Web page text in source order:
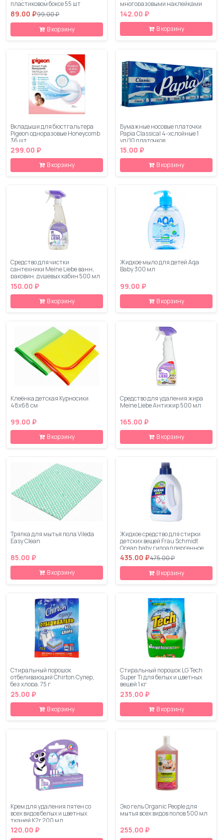
пластиковом боксе 55 шт
89.00 ₽99.00 ₽
В корзину
многоразовыми наклейками
142.00 ₽
В корзину
Вкладыши для бюстгальтера
Pigeon одноразовые Honeycomb
36 шт
299.00 ₽
В корзину
Бумажные носовые платочки
Papia Classical 4-хслойные 1
уп/10 платочков
15.00 ₽
В корзину
Средство для чистки
сантехники Meine Liebe ванн,
раковин, душевых кабин 500 мл
150.00 ₽
В корзину
Жидкое мыло для детей Aqa
Baby 300 мл
99.00 ₽
В корзину
Клеёнка детская Курносики
48х68 см
99.00 ₽
В корзину
Средство для удаления жира
Meine Liebe Антижир 500 мл
165.00 ₽
В корзину
Тряпка для мытья пола Vileda
Easy Clean
85.00 ₽
В корзину
Жидкое средство для стирки
детских вещей Frau Schmidt
Ocean baby гипоаллергенное
1500 мл
435.00 ₽475.00 ₽
В корзину
Стиральный порошок
отбеливающий Chirton Супер,
без хлора, 75 г
25.00 ₽
В корзину
Стиральный порошок LG Tech
Super Ti для белых и цветных
вещей 1 кг
235.00 ₽
В корзину
Крем для удаления пятен со
всех видов белых и цветных
тканей К2r 200 мл
120.00 ₽
Эко гель Organic People для
мытья всех видов полов 500 мл
255.00 ₽